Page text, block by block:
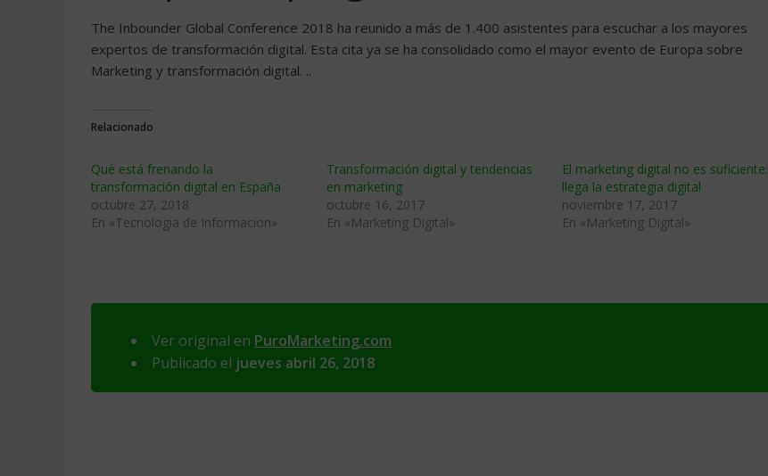
The Inbounder Global Conference 2018 ha reunido a más de 1.400 asistentes para escuchar a los mayores
expertos de transformación digital. Esta cita ya se ha consolidado como el mayor evento de Europa sobre
Marketing y transformación digital. ..
Relacionado
Qué está frenando la
transformación digital en España
octubre 27, 2018
En «Tecnologia de Informacion»
Transformación digital y tendencias
en marketing
octubre 16, 2017
En «Marketing Digital»
El marketing digital no es suficiente:
llega la estrategia digital
noviembre 17, 2017
En «Marketing Digital»
Ver original en PuroMarketing.com
Publicado el jueves abril 26, 2018